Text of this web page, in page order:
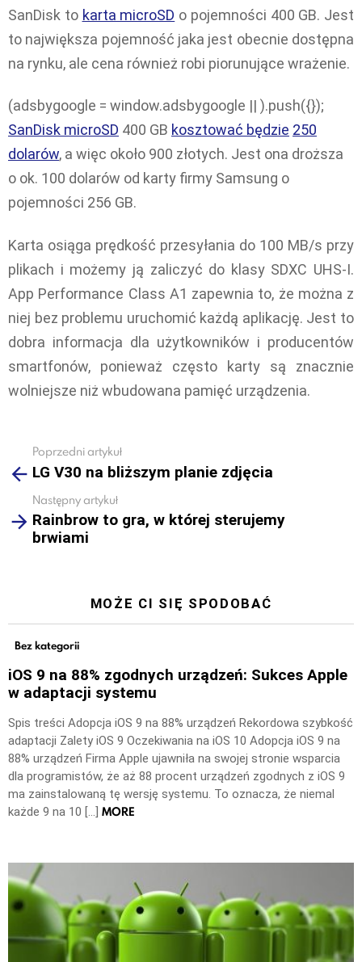
SanDisk to karta microSD o pojemności 400 GB. Jest
to największa pojemność jaka jest obecnie dostępna
na rynku, ale cena również robi piorunujące wrażenie.
(adsbygoogle = window.adsbygoogle || ).push({});
SanDisk microSD 400 GB kosztować będzie 250
dolarów, a więc około 900 złotych. Jest ona droższa
o ok. 100 dolarów od karty firmy Samsung o
pojemności 256 GB.
Karta osiąga prędkość przesyłania do 100 MB/s przy
plikach i możemy ją zaliczyć do klasy SDXC UHS-I.
App Performance Class A1 zapewnia to, że można z
niej bez problemu uruchomić każdą aplikację. Jest to
dobra informacja dla użytkowników i producentów
smartfonów, ponieważ często karty są znacznie
wolniejsze niż wbudowana pamięć urządzenia.
more
Poprzedni artykuł
LG V30 na bliższym planie zdjęcia
Następny artykuł
Rainbrow to gra, w której sterujemy
brwiami
MOŻE CI SIĘ SPODOBAĆ
Bez kategorii
iOS 9 na 88% zgodnych urządzeń: Sukces Apple
w adaptacji systemu
Spis treści Adopcja iOS 9 na 88% urządzeń Rekordowa szybkość
adaptacji Zalety iOS 9 Oczekiwania na iOS 10 Adopcja iOS 9 na
88% urządzeń Firma Apple ujawniła na swojej stronie wsparcia
dla programistów, że aż 88 procent urządzeń zgodnych z iOS 9
ma zainstalowaną tę wersję systemu. To oznacza, że niemal
każde 9 na 10 […] MORE